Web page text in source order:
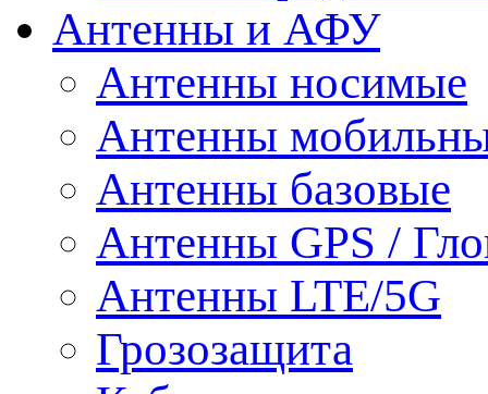
Антенны и АФУ
Антенны носимые
Антенны
Антенны базовые
Антенны GPS /
Антенны LTE/5G
Грозозащита